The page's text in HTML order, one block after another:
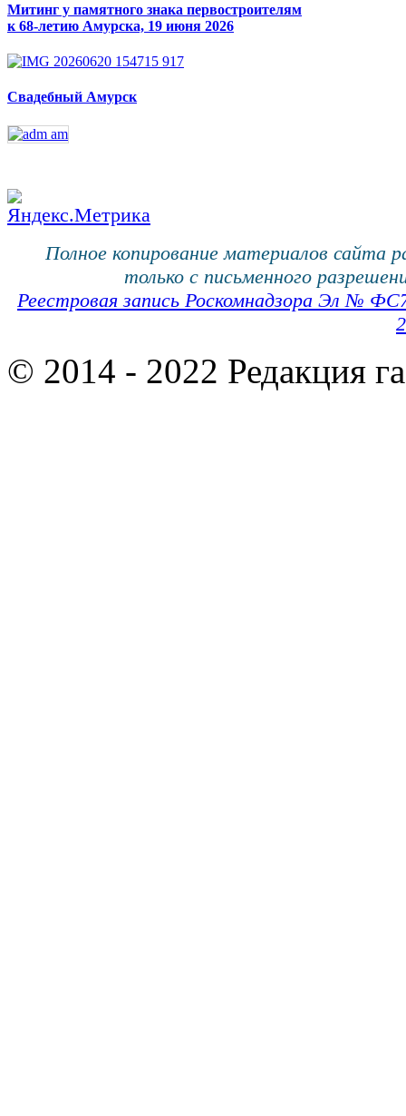
Митинг у памятного знака первостроителям
к 68-летию Амурска, 19 июня 2026
Свадебный Амурск
Полное копирование материалов сайта
только с письменного
Реестровая запись Роскомнадзора Эл №
© 2014 - 2022 Редакция